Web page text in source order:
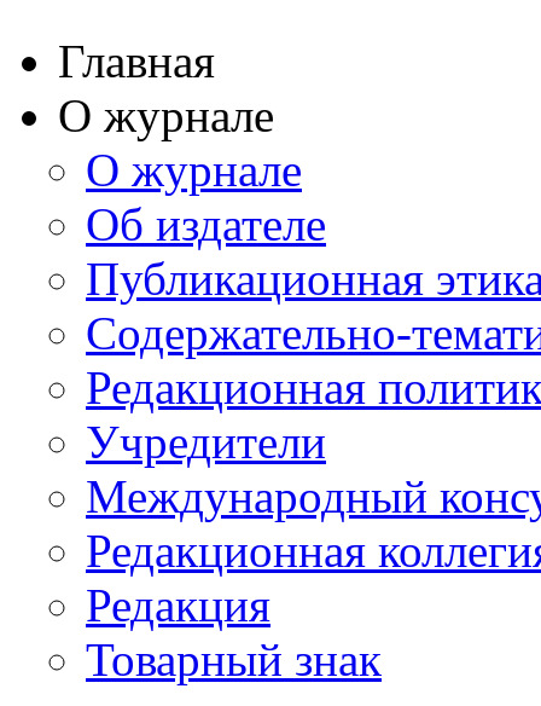
Главная
О журнале
О журнале
Об издателе
Публикационная
Содержательно-
Редакционная
Учредители
Международный
Редакционная
Редакция
Товарный знак